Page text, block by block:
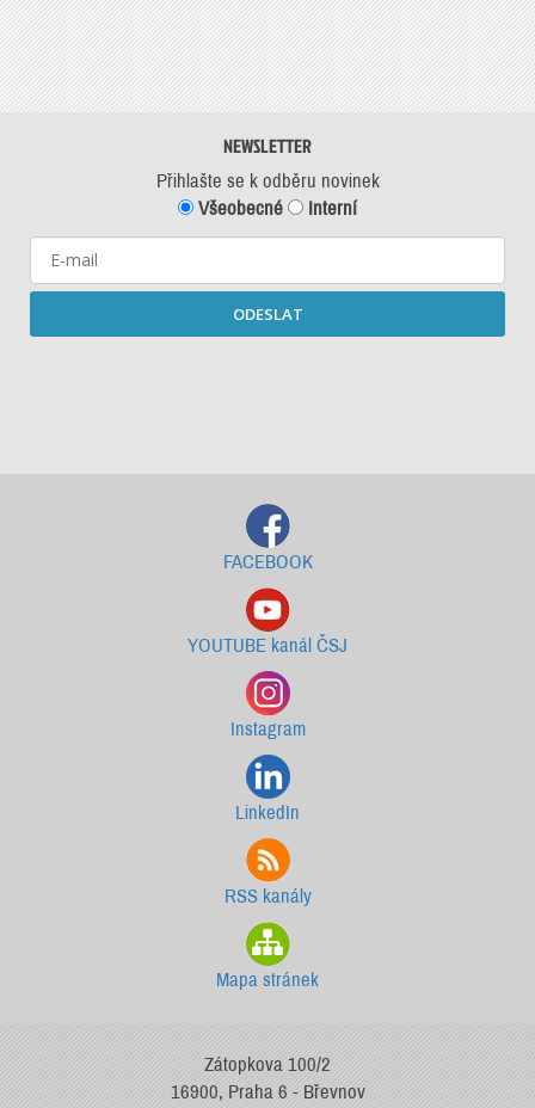
NEWSLETTER
Přihlašte se k odběru novinek
Všeobecné
Interní
ODESLAT
FACEBOOK
YOUTUBE kanál ČSJ
Instagram
LinkedIn
RSS kanály
Mapa stránek
Zátopkova 100/2
16900, Praha 6 - Břevnov